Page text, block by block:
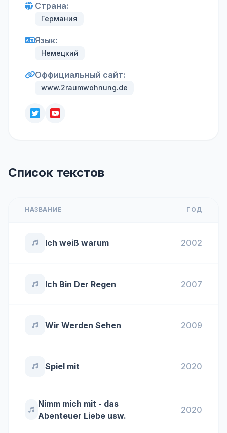
Страна:
Германия
Язык:
Немецкий
Оффициальный сайт:
www.2raumwohnung.de
Список текстов
НАЗВАНИЕ ГОД
Ich weiß warum 2002
Ich Bin Der Regen 2007
Wir Werden Sehen 2009
Spiel mit 2020
Nimm mich mit - das
Abenteuer Liebe usw.
2020